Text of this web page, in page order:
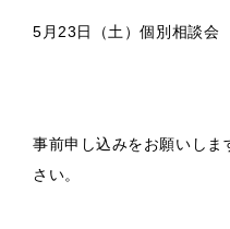
5月23日（土）個別相談
事前申し込みをお願いし
さい。